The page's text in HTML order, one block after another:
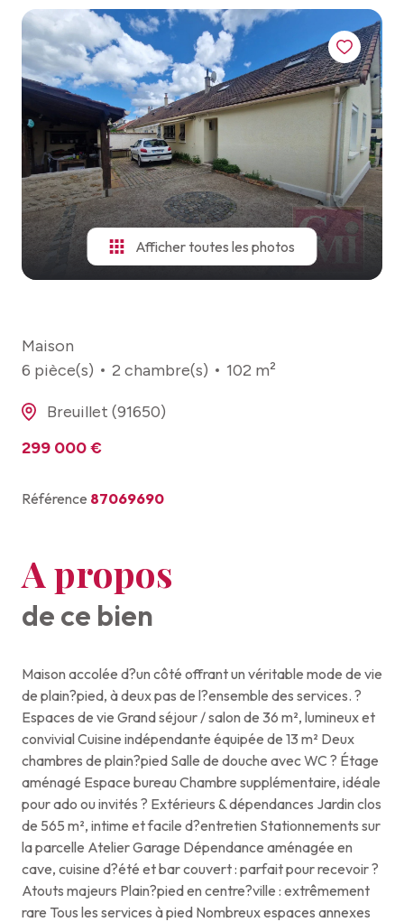
LES
BIENS
NOTRE
AGENCE
NOUS
CONTACTER
Afficher toutes les photos
Maison
6 pièce(s)
2 chambre(s) 102 m²
Breuillet (91650)
299 000 €
Référence 87069690
A propos
de ce bien
Maison accolée d?un côté offrant un véritable mode de vie
de plain?pied, à deux pas de l?ensemble des services. ?
Espaces de vie Grand séjour / salon de 36 m², lumineux et
convivial Cuisine indépendante équipée de 13 m² Deux
chambres de plain?pied Salle de douche avec WC ? Étage
aménagé Espace bureau Chambre supplémentaire, idéale
pour ado ou invités ? Extérieurs & dépendances Jardin clos
de 565 m², intime et facile d?entretien Stationnements sur
la parcelle Atelier Garage Dépendance aménagée en
cave, cuisine d?été et bar couvert : parfait pour recevoir ?
Atouts majeurs Plain?pied en centre?ville : extrêmement
rare Tous les services à pied Nombreux espaces annexes